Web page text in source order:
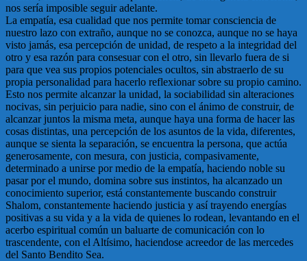
nos sería imposible seguir adelante.
La empatía, esa cualidad que nos permite tomar consciencia de
nuestro lazo con extraño, aunque no se conozca, aunque no se haya
visto jamás, esa percepción de unidad, de respeto a la integridad del
otro y esa razón para consesuar con el otro, sin llevarlo fuera de si
para que vea sus propios potenciales ocultos, sin abstraerlo de su
propia personalidad para hacerlo reflexionar sobre su propio camino.
Esto nos permite alcanzar la unidad, la sociabilidad sin alteraciones
nocivas, sin perjuicio para nadie, sino con el ánimo de construir, de
alcanzar juntos la misma meta, aunque haya una forma de hacer las
cosas distintas, una percepción de los asuntos de la vida, diferentes,
aunque se sienta la separación, se encuentra la persona, que actúa
generosamente, con mesura, con justicia, compasivamente,
determinado a unirse por medio de la empatía, haciendo noble su
pasar por el mundo, domina sobre sus instintos, ha alcanzado un
conocimiento superior, está constantemente buscando construir
Shalom, constantemente haciendo justicia y así trayendo energías
positivas a su vida y a la vida de quienes lo rodean, levantando en el
acerbo espiritual común un baluarte de comunicación con lo
trascendente, con el Altísimo, haciendose acreedor de las mercedes
del Santo Bendito Sea.